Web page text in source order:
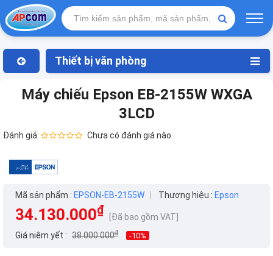
Thiết bị văn phòng
Máy chiếu Epson EB-2155W WXGA
3LCD
Đánh giá: Chưa có đánh giá nào
Mã sản phẩm : EPSON-EB-2155W Thương hiệu : Epson
34.130.000₫
[Đã bao gồm VAT]
Giá niêm yết : 38.000.000₫ -10%